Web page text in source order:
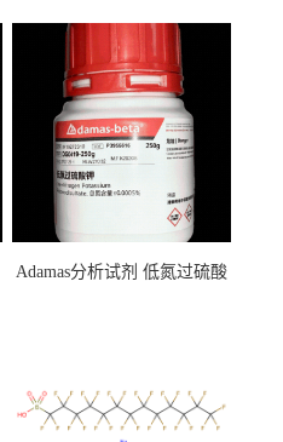
Adamas分析试剂 低氮过硫酸